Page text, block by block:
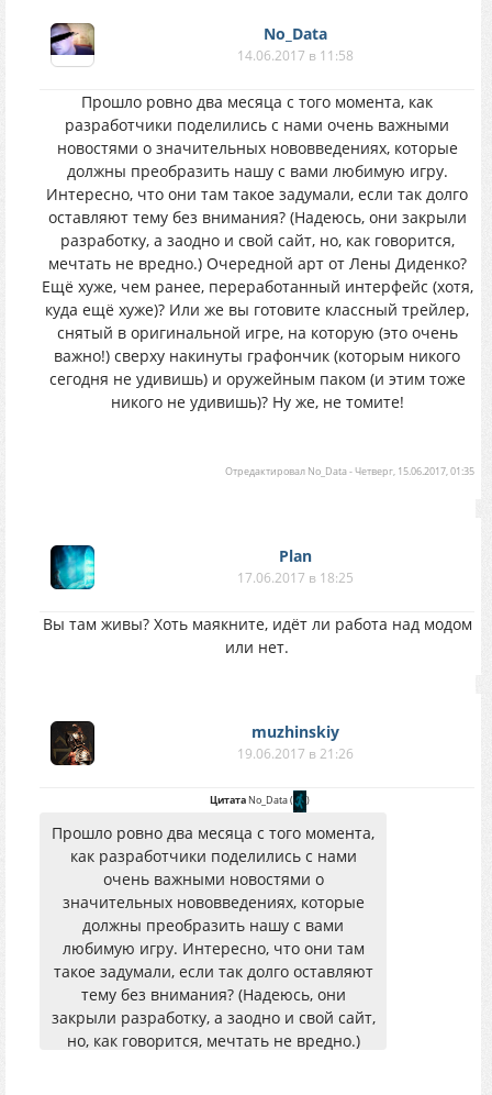
No_Data
14.06.2017 в 11:58
Прошло ровно два месяца с того момента, как
разработчики поделились с нами очень важными
новостями о значительных нововведениях, которые
должны преобразить нашу с вами любимую игру.
Интересно, что они там такое задумали, если так долго
оставляют тему без внимания? (Надеюсь, они закрыли
разработку, а заодно и свой сайт, но, как говорится,
мечтать не вредно.) Очередной арт от Лены Диденко?
Ещё хуже, чем ранее, переработанный интерфейс (хотя,
куда ещё хуже)? Или же вы готовите классный трейлер,
снятый в оригинальной игре, на которую (это очень
важно!) сверху накинуты графончик (которым никого
сегодня не удивишь) и оружейным паком (и этим тоже
никого не удивишь)? Ну же, не томите!
Отредактировал No_Data-Четверг, 15.06.2017, 01:35
Plan
17.06.2017 в 18:25
Вы там живы? Хоть маякните, идёт ли работа над модом
или нет.
muzhinskiy
19.06.2017 в 21:26
ЦитатаNo_Data( )
Прошло ровно два месяца с того момента,
как разработчики поделились с нами
очень важными новостями о
значительных нововведениях, которые
должны преобразить нашу с вами
любимую игру. Интересно, что они там
такое задумали, если так долго оставляют
тему без внимания? (Надеюсь, они
закрыли разработку, а заодно и свой сайт,
но, как говорится, мечтать не вредно.)